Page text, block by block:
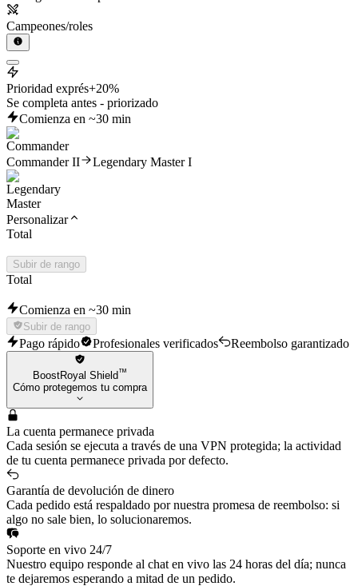
Campeones/roles
Prioridad exprés+20%
Se completa antes - priorizado
Comienza en ~30 min
Commander II Legendary Master I
Personalizar
Total
Subir de rango
Total
Comienza en ~30 min
Subir de rango
Pago rápido Profesionales verificados Reembolso garantizado
BoostRoyal Shield™
Cómo protegemos tu compra
La cuenta permanece privada
Cada sesión se ejecuta a través de una VPN protegida; la actividad
de tu cuenta permanece privada por defecto.
Garantía de devolución de dinero
Cada pedido está respaldado por nuestra promesa de reembolso: si
algo no sale bien, lo solucionaremos.
Soporte en vivo 24/7
Nuestro equipo responde al chat en vivo las 24 horas del día; nunca
te dejaremos esperando a mitad de un pedido.